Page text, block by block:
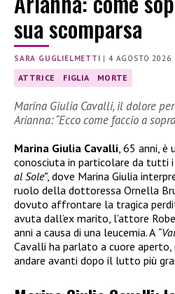
sua scomparsa
SARA GUGLIELMETTI |4 AGOSTO 2026
ATTRICE FIGLIA MORTE
Marina Giulia Cavalli, il dolore
Arianna: “Ecco come faccio a
Marina Giulia Cavalli , 65 anni,
conosciuta in particolare da tutti i
al Sole”, dove Marina Giulia
ruolo della dottoressa Ornella
dovuto affrontare la tragica
avuta dall’ex marito, l’attore
anni a causa di una leucemia. A
Cavalli ha parlato a cuore
andare avanti dopo il lutto più